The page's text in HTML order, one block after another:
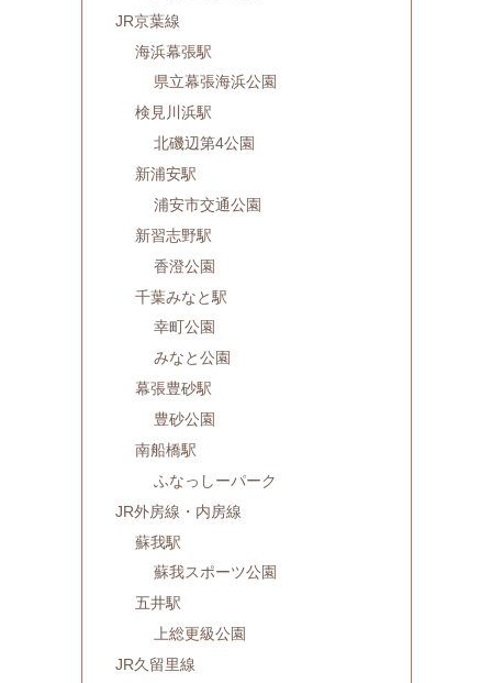
JR京葉線
海浜幕張駅
県立幕張海浜公園
検見川浜駅
北磯辺第4公園
新浦安駅
浦安市交通公園
新習志野駅
香澄公園
千葉みなと駅
幸町公園
みなと公園
幕張豊砂駅
豊砂公園
南船橋駅
ふなっしーパーク
JR外房線・内房線
蘇我駅
蘇我スポーツ公園
五井駅
上総更級公園
JR久留里線